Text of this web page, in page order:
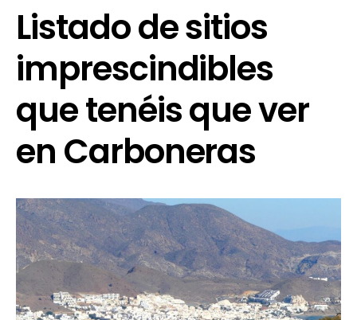
Listado de sitios
imprescindibles
que tenéis que ver
en Carboneras